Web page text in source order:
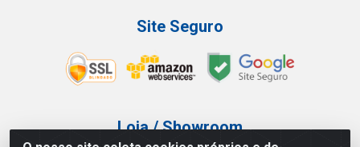
Site Seguro
Loja / Showroom